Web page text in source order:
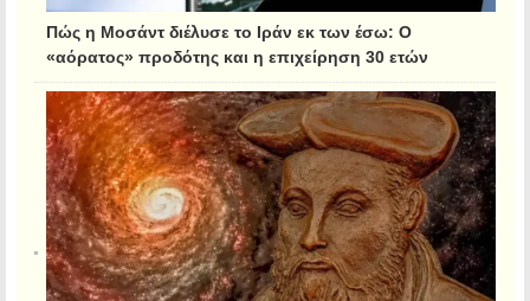
Πώς η Μοσάντ διέλυσε το Ιράν εκ των έσω: Ο
«αόρατος» προδότης και η επιχείρηση 30 ετών